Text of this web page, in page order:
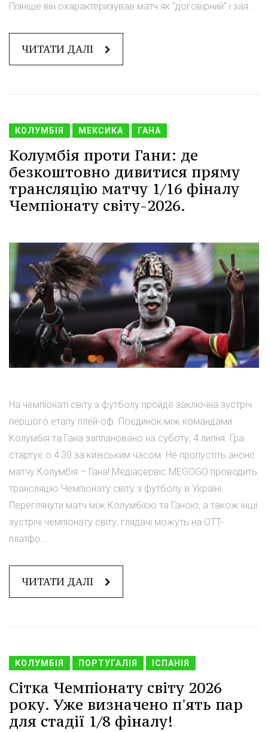
Пізніше він охарактеризував матч як "договірний" і зая...
ЧИТАТИ ДАЛІ
КОЛУМБІЯ МЕКСИКА ГАНА
Колумбія проти Гани: де
безкоштовно дивитися пряму
трансляцію матчу 1/16 фіналу
Чемпіонату світу-2026.
На чемпіонаті світу з футболу пройде заключна зустріч
першого етапу плей-оф. Поєдинок між командами
Колумбія та Гана заплановано на суботу, 4 липня. Гра
стартує о 4:30 за київським часом. Не пропустіть анонс
матчу Колумбія – Гана! Медіасервіс MEGOGO проводить
трансляцію Чемпіонату світу з футболу в Україні.
Переглянути матч між Колумбією та Ганою, а також інші
зустрічі чемпіонату світу, глядачі можуть на OTT-
платфо...
ЧИТАТИ ДАЛІ
КОЛУМБІЯ ПОРТУГАЛІЯ ІСПАНІЯ
Сітка Чемпіонату світу 2026
року. Уже визначено п'ять пар
для стадії 1/8 фіналу!